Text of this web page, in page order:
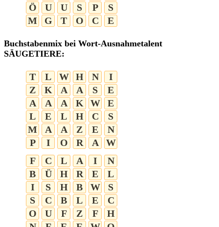
Ö
U U S P
S
M
G T O C E
Buchstabenmix bei Wort-Ausnahmetalent
SÄUGETIERE:
T L W H N
I
Z
K A A S
E
A
A A K W
E
L
E L H C
S
M
A A Z E
N
P
I O R A
W
F
C L A I
N
B
Ü H R E
L
I
S H B W
S
S
C B L E
C
O
U F Z F
H